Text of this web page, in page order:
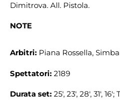
Dimitrova. All. Pistola.
NOTE
Arbitri: Piana Rossella,
Spettatori: 2189
Durata set: 25′, 23′, 28′, 31′, 16′;